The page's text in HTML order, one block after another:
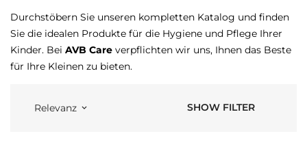
Durchstöbern Sie unseren kompletten Katalog und finden
Sie die idealen Produkte für die Hygiene und Pflege Ihrer
Kinder. Bei AVB Care verpflichten wir uns, Ihnen das Beste
für Ihre Kleinen zu bieten.
Relevanz keyboard_arrow_down SHOW FILTER